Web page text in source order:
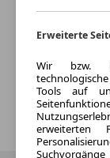
Erweiterte
Wir bzw.
Tools auf
erweiterten